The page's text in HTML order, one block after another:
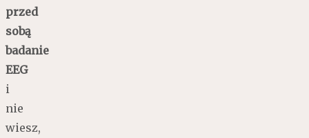
przed
sobą
badanie
EEG
i
nie
wiesz,